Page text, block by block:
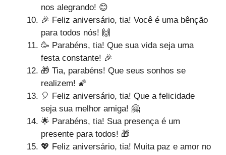
nos alegrando! 😊
🎉 Feliz aniversário, tia! Você é uma bênção
para todos nós! 🙌
🥳 Parabéns, tia! Que sua vida seja uma
festa constante! 🎉
🎁 Tia, parabéns! Que seus sonhos se
realizem! 🌠
🎈 Feliz aniversário, tia! Que a felicidade
seja sua melhor amiga! 🤗
🌟 Parabéns, tia! Sua presença é um
presente para todos! 🎁
💖 Feliz aniversário, tia! Muita paz e amor no